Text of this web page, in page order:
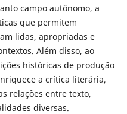
campo autônomo, a
que permitem
lidas, apropriadas e
Além disso, ao
históricas de produção
a crítica literária,
relações entre texto,
diversas.